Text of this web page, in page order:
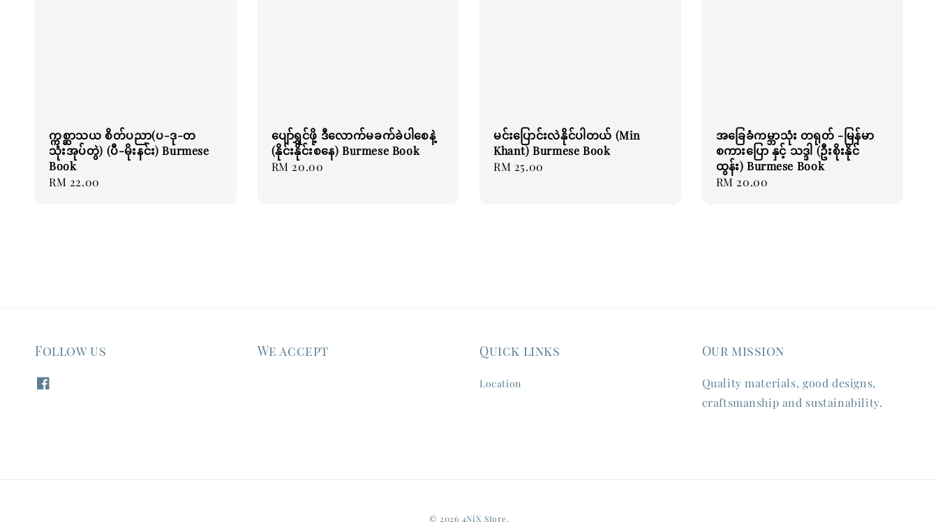
က္ကစ္ဆာသယ စိတ်ပညာ(ပ-ဒု-တ
သုံးအုပ်တွဲ) (ပီ-မိုးနင်း) Burmese
Book
Regular
RM 22.00
ပျော်ရွှင်ဖို့ ဒီလောက်မခက်ခဲပါစေနဲ့
(နိုင်းနိုင်းစနေ) Burmese Book
Regular
RM 20.00
မင်းပြောင်းလဲနိုင်ပါတယ် (Min
Khant) Burmese Book
Regular
RM 25.00
အခြေခံကမ္ဘာသုံး တရုတ် -မြန်မာ
စကားပြော နှင့် သဒ္ဒါ (ဦးစိုးနိုင်
ထွန်း) Burmese Book
Regular
RM 20.00
Follow us We accept Quick links
Location
Our mission
Quality materials, good designs,
craftsmanship and sustainability.
© 2026 4NiX Store.